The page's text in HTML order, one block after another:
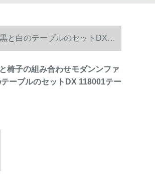
と白のテーブルのセットDX
椅子の組み合わせモダンンファ
ーブルのセットDX 118001テー